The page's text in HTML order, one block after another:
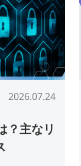
2026.07.24
？主なリ